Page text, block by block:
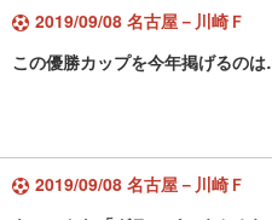
2019/09/08 名古屋－川崎Ｆ
この優勝カップを今年掲げるの
2019/09/08 名古屋－川崎Ｆ